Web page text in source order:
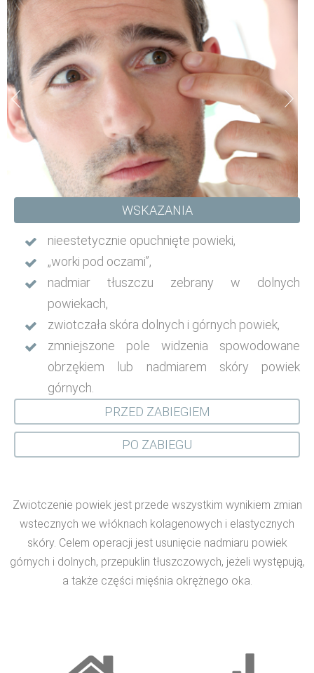
WSKAZANIA
nieestetycznie opuchnięte powieki,
„worki pod oczami”,
nadmiar tłuszczu zebrany w dolnych
powiekach,
zwiotczała skóra dolnych i górnych powiek,
zmniejszone pole widzenia spowodowane
obrzękiem lub nadmiarem skóry powiek
górnych.
PRZED ZABIEGIEM
PO ZABIEGU
Zwiotczenie powiek jest przede wszystkim wynikiem zmian
wstecznych we włóknach kolagenowych i elastycznych
skóry. Celem operacji jest usunięcie nadmiaru powiek
górnych i dolnych, przepuklin tłuszczowych, jeżeli występują,
a także części mięśnia okrężnego oka.